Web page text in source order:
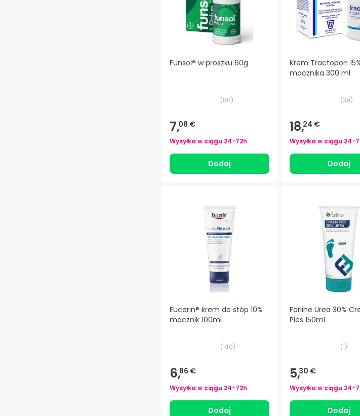
Funsol® w proszku 60g
(80)
7,08 €
Wysyłka w ciągu 24-72h
Dodaj
Krem Tractopon
mocznika 300 ml
(39)
18,24 €
Wysyłka w ciągu 24-
Dodaj
Eucerin® krem do stóp 10%
mocznik 100ml
(140)
6,86 €
Wysyłka w ciągu 24-72h
Dodaj
Farline Urea 30%
Pies 150ml
(1)
5,30 €
Wysyłka w ciągu 24-
Dodaj